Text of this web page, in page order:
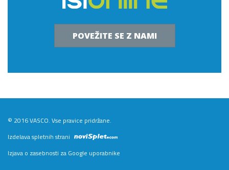
POVEŽITE SE Z NAMI
© 2016 VASCO. Vse pravice pridržane.
Izdelava spletnih strani
Izjava o zasebnosti za Google uporabnike